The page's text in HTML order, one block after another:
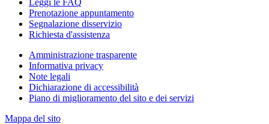
Prenotazione appuntamento
Segnalazione disservizio
Richiesta d'assistenza
Amministrazione trasparente
Informativa privacy
Note legali
Dichiarazione di accessibilità
Piano di miglioramento del sito e dei servizi
Mappa del sito